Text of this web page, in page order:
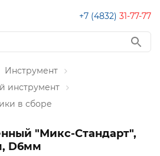
+7 (4832) 31-77-77
Инструмент
инструмент
в сборе
"Микс-Стандарт",
D6мм